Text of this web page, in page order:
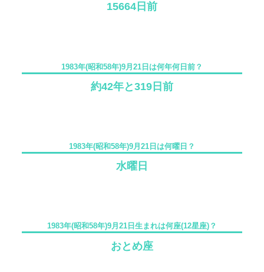
15664日前
1983年(昭和58年)9月21日は何年何日前？
約42年と319日前
1983年(昭和58年)9月21日は何曜日？
水曜日
1983年(昭和58年)9月21日生まれは何座(12星座)？
おとめ座